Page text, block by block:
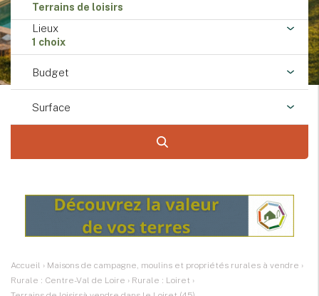
Terrains de loisirs
Lieux
1 choix
Budget
Surface
Accueil › Maisons de campagne, moulins et propriétés rurales à vendre ›
Rurale : Centre-Val de Loire › Rurale : Loiret ›